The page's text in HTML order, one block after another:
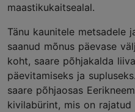
maastikukaitsealal.
Tänu kaunitele metsadele
saanud mõnus päevase
koht, saare põhjakalda
päevitamiseks ja
saare põhjaosas
kivilabürint, mis on rajatud